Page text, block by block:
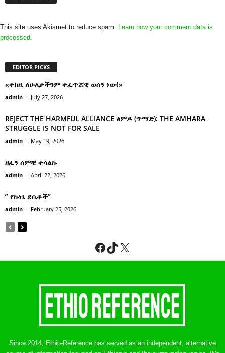
This site uses Akismet to reduce spam. Learn how your comment data is
processed.
EDITOR PICKS
«ተከዜ ለሁለታችንም ተፈጥሯዊ ወሰን ነው!»
admin - July 27, 2026
REJECT THE HARMFUL ALLIANCE ፅምዶ (ጥማድ): THE AMHARA
STRUGGLE IS NOT FOR SALE
admin - May 19, 2026
ዘፈን ሰምቼ ተሳልኩ
admin - April 22, 2026
” የኩነኔ ደሴቶች’’
admin - February 25, 2026
Facebook
TikTok
X
Since 2014, Ethio-Reference has served as an independent, alternative